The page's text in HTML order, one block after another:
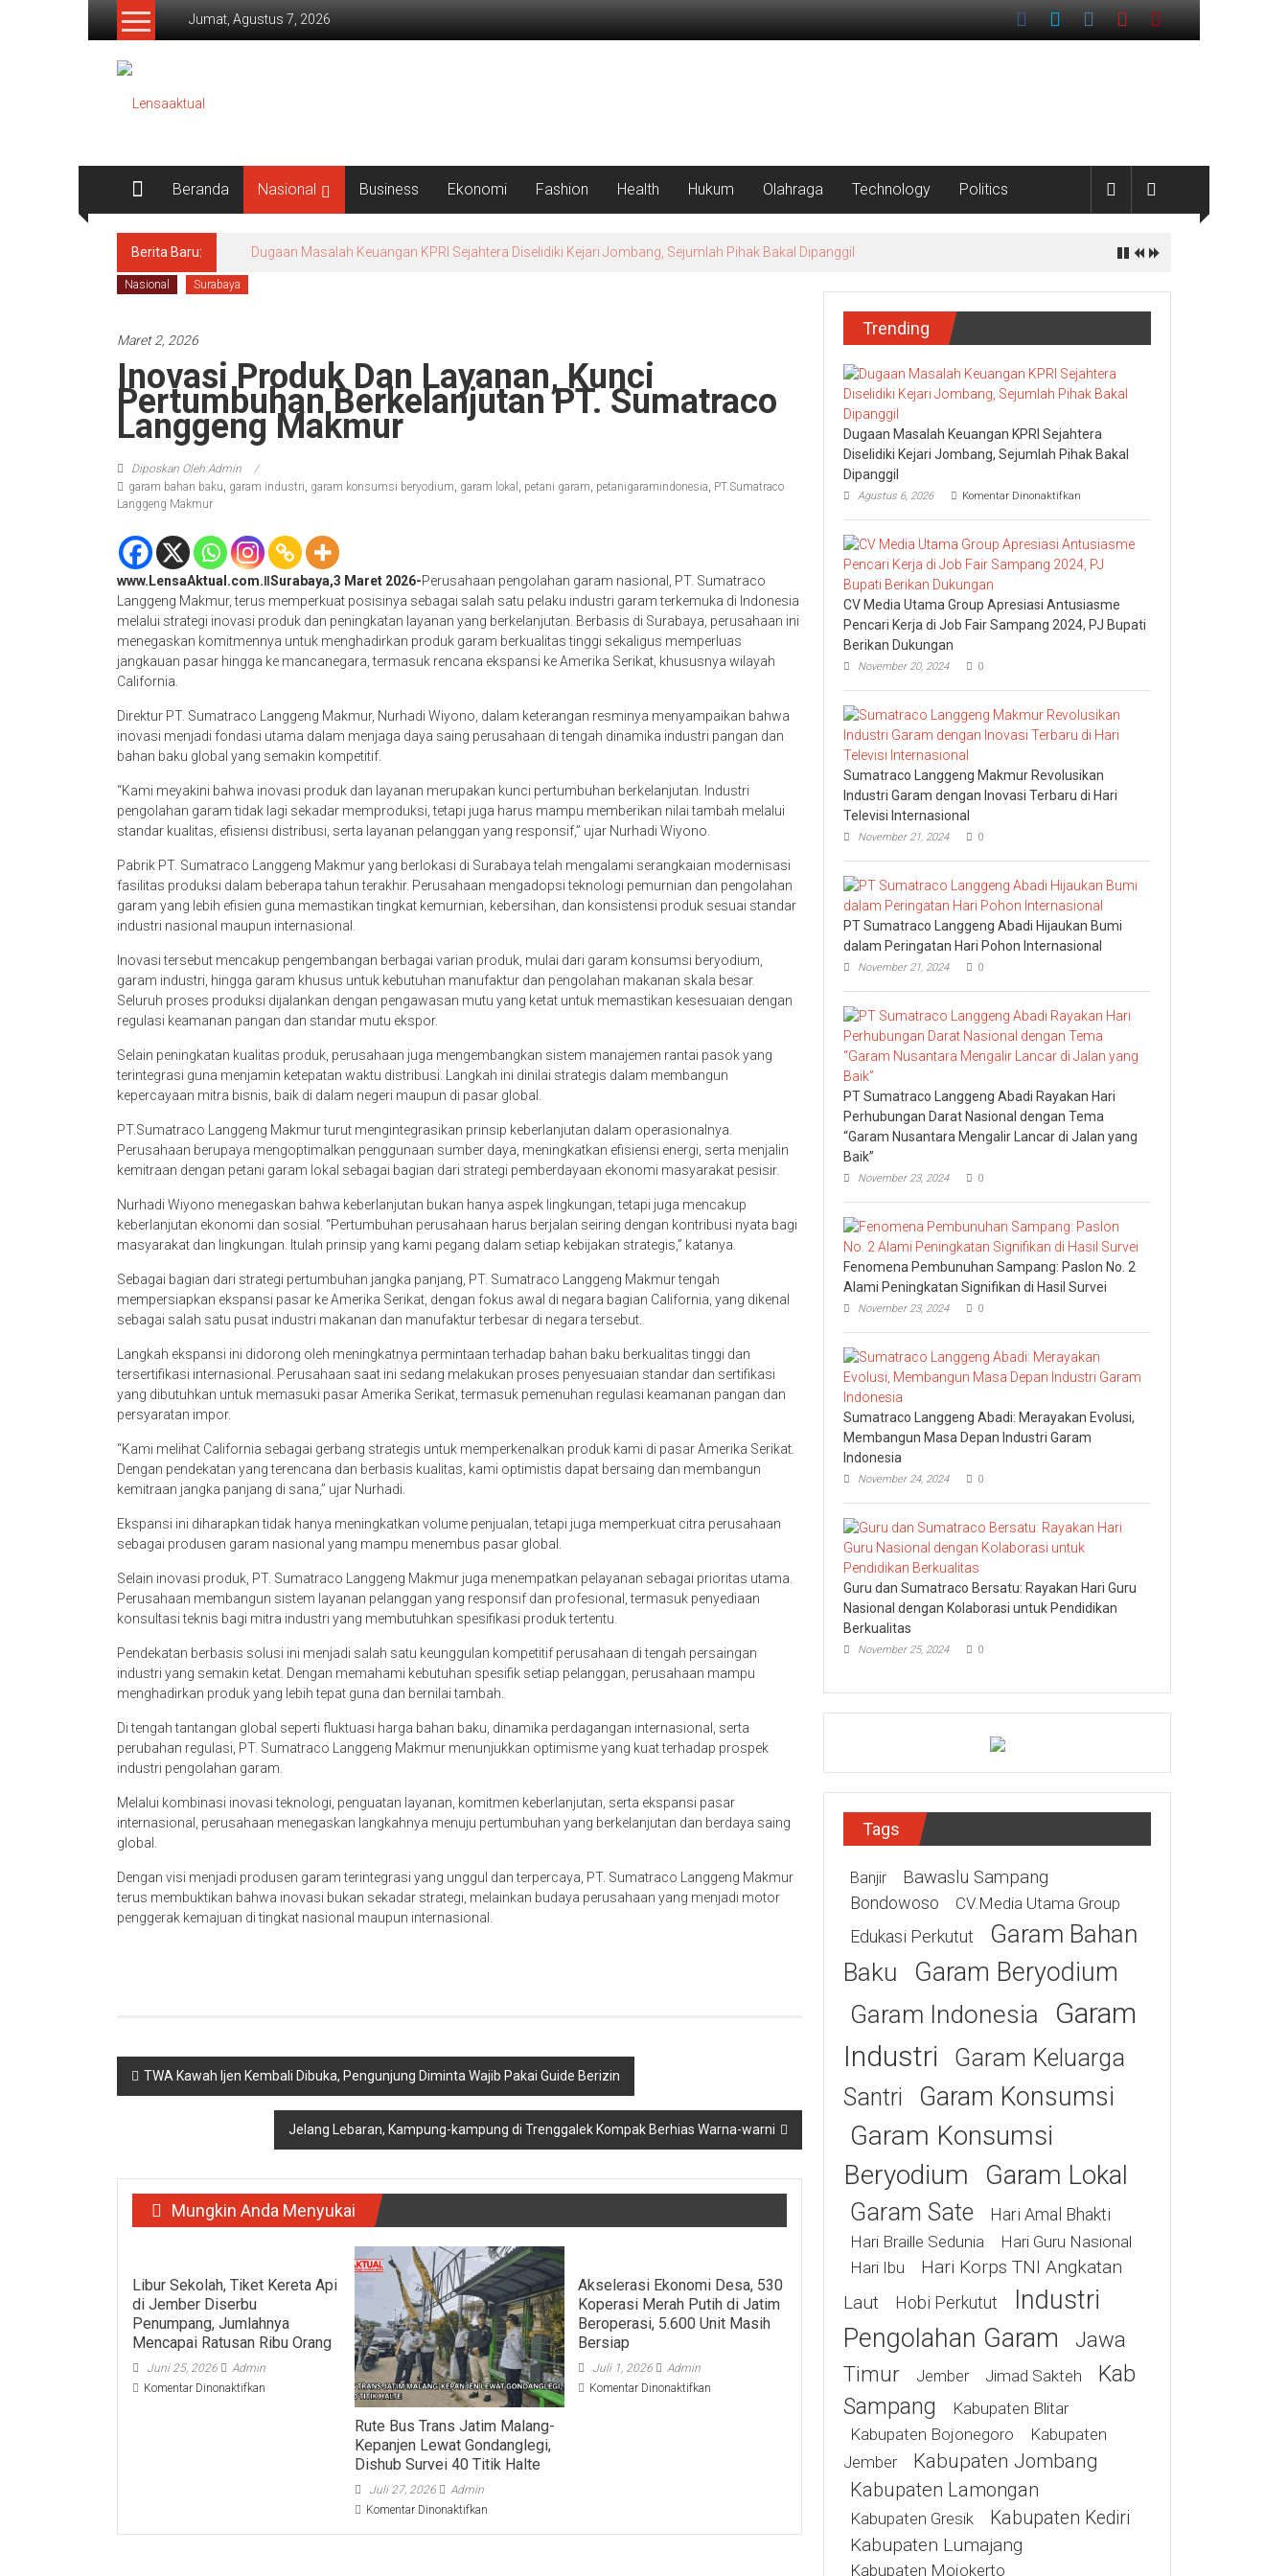
Lompat
Jumat, Agustus 7, 2026
Lensaaktual
Beranda Nasional Business Ekonomi Fashion Health Hukum Olahraga Technology Politics
Berita Baru: Dugaan Masalah Keuangan KPRI Sejahtera Diselidiki Kejari Jombang, Sejumlah Pihak Bakal Dipanggil
Nasional Surabaya
Maret 2, 2026
Inovasi Produk Dan Layanan, Kunci
Pertumbuhan Berkelanjutan PT. Sumatraco
Langgeng Makmur
Diposkan Oleh:Admin
garam bahan baku, garam industri, garam konsumsi beryodium, garam lokal , petani garam, petanigaramindonesia, PT.Sumatraco
Langgeng Makmur
www.LensaAktual.com.ǁSurabaya,3 Maret 2026-Perusahaan pengolahan garam nasional, PT. Sumatraco
Langgeng Makmur, terus memperkuat posisinya sebagai salah satu pelaku industri garam terkemuka di Indonesia
melalui strategi inovasi produk dan peningkatan layanan yang berkelanjutan. Berbasis di Surabaya, perusahaan ini
menegaskan komitmennya untuk menghadirkan produk garam berkualitas tinggi sekaligus memperluas
jangkauan pasar hingga ke mancanegara, termasuk rencana ekspansi ke Amerika Serikat, khususnya wilayah
California.
Direktur PT. Sumatraco Langgeng Makmur, Nurhadi Wiyono, dalam keterangan resminya menyampaikan bahwa
inovasi menjadi fondasi utama dalam menjaga daya saing perusahaan di tengah dinamika industri pangan dan
bahan baku global yang semakin kompetitif.
“Kami meyakini bahwa inovasi produk dan layanan merupakan kunci pertumbuhan berkelanjutan. Industri
pengolahan garam tidak lagi sekadar memproduksi, tetapi juga harus mampu memberikan nilai tambah melalui
standar kualitas, efisiensi distribusi, serta layanan pelanggan yang responsif,” ujar Nurhadi Wiyono.
Pabrik PT. Sumatraco Langgeng Makmur yang berlokasi di Surabaya telah mengalami serangkaian modernisasi
fasilitas produksi dalam beberapa tahun terakhir. Perusahaan mengadopsi teknologi pemurnian dan pengolahan
garam yang lebih efisien guna memastikan tingkat kemurnian, kebersihan, dan konsistensi produk sesuai standar
industri nasional maupun internasional.
Inovasi tersebut mencakup pengembangan berbagai varian produk, mulai dari garam konsumsi beryodium,
garam industri, hingga garam khusus untuk kebutuhan manufaktur dan pengolahan makanan skala besar.
Seluruh proses produksi dijalankan dengan pengawasan mutu yang ketat untuk memastikan kesesuaian dengan
regulasi keamanan pangan dan standar mutu ekspor.
Selain peningkatan kualitas produk, perusahaan juga mengembangkan sistem manajemen rantai pasok yang
terintegrasi guna menjamin ketepatan waktu distribusi. Langkah ini dinilai strategis dalam membangun
kepercayaan mitra bisnis, baik di dalam negeri maupun di pasar global.
PT.Sumatraco Langgeng Makmur turut mengintegrasikan prinsip keberlanjutan dalam operasionalnya.
Perusahaan berupaya mengoptimalkan penggunaan sumber daya, meningkatkan efisiensi energi, serta menjalin
kemitraan dengan petani garam lokal sebagai bagian dari strategi pemberdayaan ekonomi masyarakat pesisir.
Nurhadi Wiyono menegaskan bahwa keberlanjutan bukan hanya aspek lingkungan, tetapi juga mencakup
keberlanjutan ekonomi dan sosial. “Pertumbuhan perusahaan harus berjalan seiring dengan kontribusi nyata bagi
masyarakat dan lingkungan. Itulah prinsip yang kami pegang dalam setiap kebijakan strategis,” katanya.
Sebagai bagian dari strategi pertumbuhan jangka panjang, PT. Sumatraco Langgeng Makmur tengah
mempersiapkan ekspansi pasar ke Amerika Serikat, dengan fokus awal di negara bagian California, yang dikenal
sebagai salah satu pusat industri makanan dan manufaktur terbesar di negara tersebut.
Langkah ekspansi ini didorong oleh meningkatnya permintaan terhadap bahan baku berkualitas tinggi dan
tersertifikasi internasional. Perusahaan saat ini sedang melakukan proses penyesuaian standar dan sertifikasi
yang dibutuhkan untuk memasuki pasar Amerika Serikat, termasuk pemenuhan regulasi keamanan pangan dan
persyaratan impor.
“Kami melihat California sebagai gerbang strategis untuk memperkenalkan produk kami di pasar Amerika Serikat.
Dengan pendekatan yang terencana dan berbasis kualitas, kami optimistis dapat bersaing dan membangun
kemitraan jangka panjang di sana,” ujar Nurhadi.
Ekspansi ini diharapkan tidak hanya meningkatkan volume penjualan, tetapi juga memperkuat citra perusahaan
sebagai produsen garam nasional yang mampu menembus pasar global.
Selain inovasi produk, PT. Sumatraco Langgeng Makmur juga menempatkan pelayanan sebagai prioritas utama.
Perusahaan membangun sistem layanan pelanggan yang responsif dan profesional, termasuk penyediaan
konsultasi teknis bagi mitra industri yang membutuhkan spesifikasi produk tertentu.
Pendekatan berbasis solusi ini menjadi salah satu keunggulan kompetitif perusahaan di tengah persaingan
industri yang semakin ketat. Dengan memahami kebutuhan spesifik setiap pelanggan, perusahaan mampu
menghadirkan produk yang lebih tepat guna dan bernilai tambah.
Di tengah tantangan global seperti fluktuasi harga bahan baku, dinamika perdagangan internasional, serta
perubahan regulasi, PT. Sumatraco Langgeng Makmur menunjukkan optimisme yang kuat terhadap prospek
industri pengolahan garam.
Melalui kombinasi inovasi teknologi, penguatan layanan, komitmen keberlanjutan, serta ekspansi pasar
internasional, perusahaan menegaskan langkahnya menuju pertumbuhan yang berkelanjutan dan berdaya saing
global.
Dengan visi menjadi produsen garam terintegrasi yang unggul dan terpercaya, PT. Sumatraco Langgeng Makmur
terus membuktikan bahwa inovasi bukan sekadar strategi, melainkan budaya perusahaan yang menjadi motor
penggerak kemajuan di tingkat nasional maupun internasional.
Navigasi
TWA Kawah Ijen Kembali Dibuka, Pengunjung Diminta Wajib Pakai Guide Berizin
Jelang Lebaran, Kampung-kampung di Trenggalek Kompak Berhias Warna-warni
Mungkin Anda Menyukai
Libur Sekolah, Tiket Kereta Api
di Jember Diserbu
Penumpang, Jumlahnya
Mencapai Ratusan Ribu Orang
Juni 25, 2026
Admin
Komentar Dinonaktifkan
Rute Bus Trans Jatim Malang-
Kepanjen Lewat Gondanglegi,
Dishub Survei 40 Titik Halte
Juli 27, 2026
Admin
Komentar Dinonaktifkan
Akselerasi Ekonomi Desa, 530
Koperasi Merah Putih di Jatim
Beroperasi, 5.600 Unit Masih
Bersiap
Juli 1, 2026
Admin
Komentar Dinonaktifkanpada
Trending
Dugaan Masalah Keuangan KPRI Sejahtera
Diselidiki Kejari Jombang, Sejumlah Pihak Bakal
Dipanggil
Agustus 6, 2026 Komentar Dinonaktifkan
Masalah
Keuangan
KPRI
Sejahtera
Kejari
Sejumlah
CV Media Utama Group Apresiasi Antusiasme
Pencari Kerja di Job Fair Sampang 2024, PJ Bupati
Berikan Dukungan
November 20, 2024 0
Sumatraco Langgeng Makmur Revolusikan
Industri Garam dengan Inovasi Terbaru di Hari
Televisi Internasional
November 21, 2024 0
PT Sumatraco Langgeng Abadi Hijaukan Bumi
dalam Peringatan Hari Pohon Internasional
November 21, 2024 0
PT Sumatraco Langgeng Abadi Rayakan Hari
Perhubungan Darat Nasional dengan Tema
“Garam Nusantara Mengalir Lancar di Jalan yang
Baik”
November 23, 2024 0
Fenomena Pembunuhan Sampang: Paslon No. 2
Alami Peningkatan Signifikan di Hasil Survei
November 23, 2024 0
Sumatraco Langgeng Abadi: Merayakan Evolusi,
Membangun Masa Depan Industri Garam
Indonesia
November 24, 2024 0
Guru dan Sumatraco Bersatu: Rayakan Hari Guru
Nasional dengan Kolaborasi untuk Pendidikan
Berkualitas
November 25, 2024 0
Tags
Banjir Bawaslu Sampang
Bondowoso CV.Media Utama Group
Edukasi Perkutut
Garam Bahan
Baku
Garam Beryodium
Garam Indonesia
Garam
Industri
Garam Keluarga
Santri
Garam Konsumsi
Garam Konsumsi
Beryodium
Garam Lokal
Garam Sate Hari Amal Bhakti
Hari Braille Sedunia
Hari Guru Nasional
Hari Ibu
Hari Korps TNI Angkatan
Laut
Hobi Perkutut
Industri
Pengolahan Garam
Jawa
Timur
Jember Jimad Sakteh
Kab
Sampang
Kabupaten Blitar
Kabupaten Bojonegoro
Kabupaten
Jember
Kabupaten Jombang
Kabupaten Lamongan
Kabupaten Gresik
Kabupaten Kediri
Kabupaten Lumajang
Kabupaten Mojokerto